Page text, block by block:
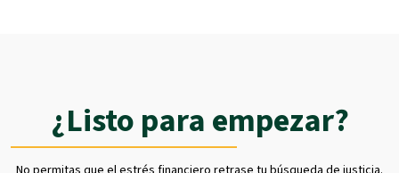
¿Listo para empezar?